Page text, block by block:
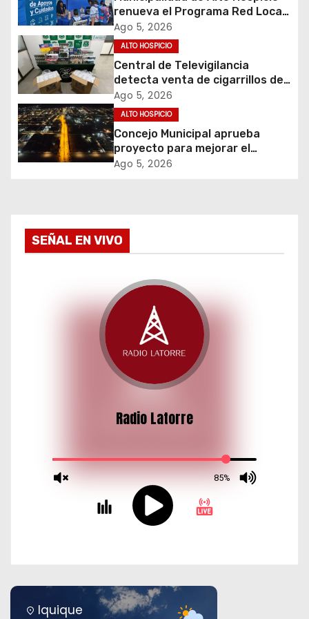
d
e
e
n
t
r
d
a
renueva el Programa Red Local
de Apoyos y Cuidados
Ago 5, 2026
ALTO HOSPICIO
Central de Televigilancia
detecta venta de cigarrillos de
contrabando y permite
incautación de más de 3 mil
cajetillas
Ago 5, 2026
ALTO HOSPICIO
Concejo Municipal aprueba
proyecto para mejorar el
alumbrado público del sector El
Ago 5, 2026
SEÑAL EN VIVO
Iquique